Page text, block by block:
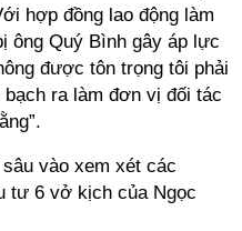
hợp đồng lao động làm
ông Quý Bình gây áp lực
được tôn trọng tôi phải
ra làm đơn vị đối tác
vào xem xét các
tư 6 vở kịch của Ngọc